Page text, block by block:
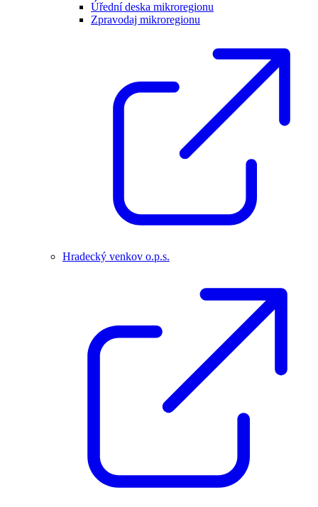
Úřední deska mikroregionu
Zpravodaj mikroregionu
Hradecký venkov o.p.s.